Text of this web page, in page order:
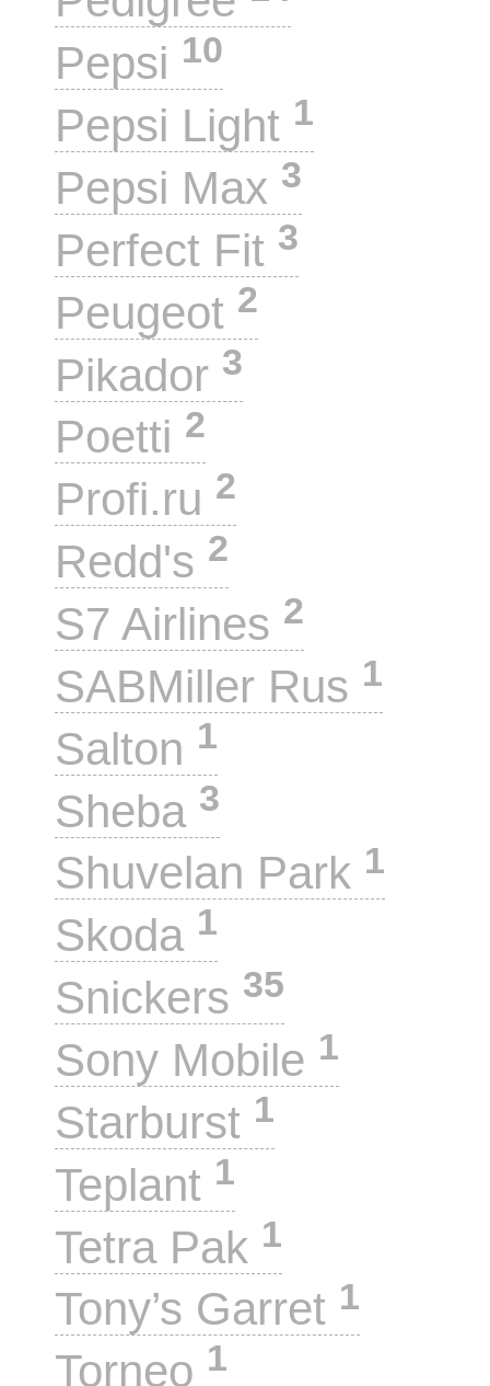
Pepsi 10
Pepsi Light 1
Pepsi Max 3
Perfect Fit 3
Peugeot 2
Pikador 3
Poetti 2
Profi.ru 2
Redd's 2
S7 Airlines 2
SABMiller Rus 1
Salton 1
Sheba 3
Shuvelan Park 1
Skoda 1
Snickers 35
Sony Mobile 1
Starburst 1
Teplant 1
Tetra Pak 1
Tony’s Garret 1
Torneo 1